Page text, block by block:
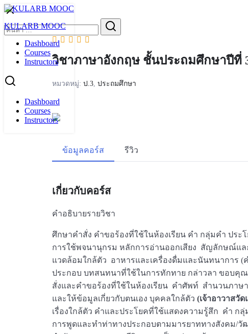
Skip
content
KULARB MOOC
Dashboard
Courses
Instructors
Dashboard
Courses
Instructors
Search
for:
วิชาภาษาอังกฤษ ชั้นประถมศึกษาปีที่
หมวดหมู่: ป.3, ประถมศึกษา
ข้อมูลคอร์ส รีวิว
เกี่ยวกับคอร์ส
คำอธิบายรายวิชา
ศึกษาคำสั่ง คำขอร้องที่ใช้ในห้องเรียน คำ กลุ่มคำ ป
การใช้พจนานุกรม หลักการอ่านออกเสียง สัญลักษณ์แล
แวดล้อมใกล้ตัว อาหารและเครื่องดื่มและนันทนากา
ประกอบ บทสนทนาที่ใช้ในการทักทาย กล่าวลา ขอบคุ
สั่งและคำขอร้องที่ใช้ในห้องเรียน คำศัพท์ สำนวนภา
และให้ข้อมูลเกี่ยวกับตนเอง บุคคลใกล้ตัว (เจ้าอาวาสวั
เรื่องใกล้ตัว คำและประโยคที่ใช้แสดงความรู้สึก คำ ก
การพูดและทำท่าทางประกอบตามมารยาททางสังคม/